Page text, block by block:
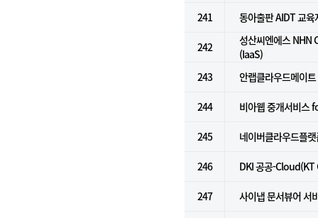
241 동아출판 AIDT 교육
242
성산씨엔에스 NHN
(IaaS)
243
안랩클라우드메이
244 비아웹 중개서비스
245 네이버클라우드플
246 DKI 공공-
247 사이냅 문서뷰어 서